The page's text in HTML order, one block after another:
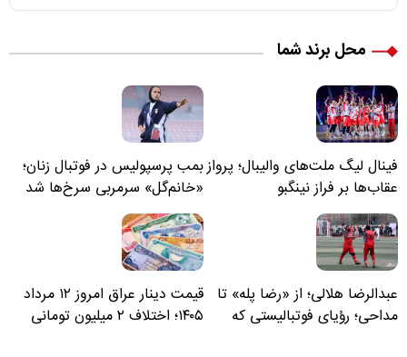
محل برند شما
لیگ ملت‌های والیبال؛ پرواز
بر فراز نینگبو
بمب پرسپولیس در فوتبال زنان؛
«خانم‌گل» سرمربی سرخ‌ها شد
هلالی؛ از «رضا پله» تا
رؤیای فوتبالیستی که
قیمت دینار عراق امروز ۱۲ مرداد
۱۴۰۵؛ اختلاف ۲ میلیون تومانی